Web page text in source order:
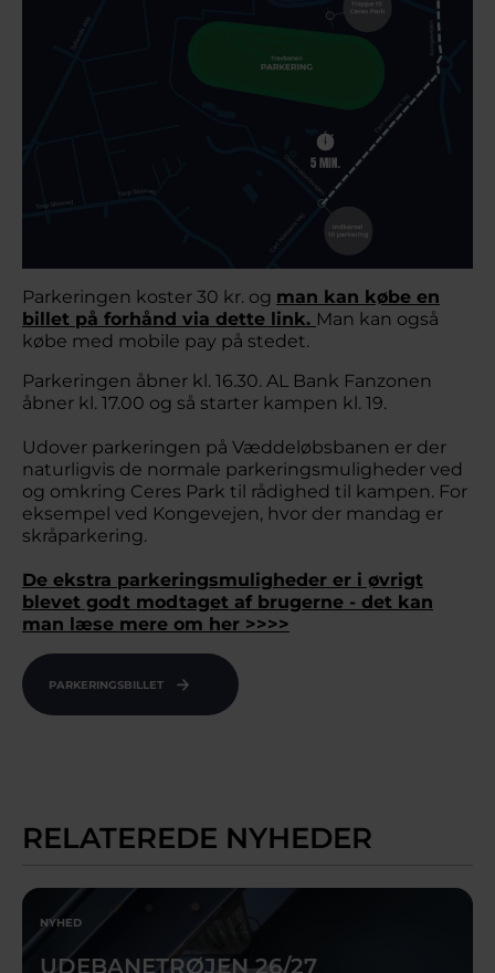
Parkeringen koster 30 kr. og man kan købe en
billet på forhånd via dette link. Man kan også
købe med mobile pay på stedet.
Parkeringen åbner kl. 16.30. AL Bank Fanzonen
åbner kl. 17.00 og så starter kampen kl. 19.
Udover parkeringen på Væddeløbsbanen er der
naturligvis de normale parkeringsmuligheder ved
og omkring Ceres Park til rådighed til kampen. For
eksempel ved Kongevejen, hvor der mandag er
skråparkering.
De ekstra parkeringsmuligheder er i øvrigt
blevet godt modtaget af brugerne - det kan
man læse mere om her >>>>
PARKERINGSBILLET
RELATEREDE NYHEDER
NYHED
UDEBANETRØJEN 26/27